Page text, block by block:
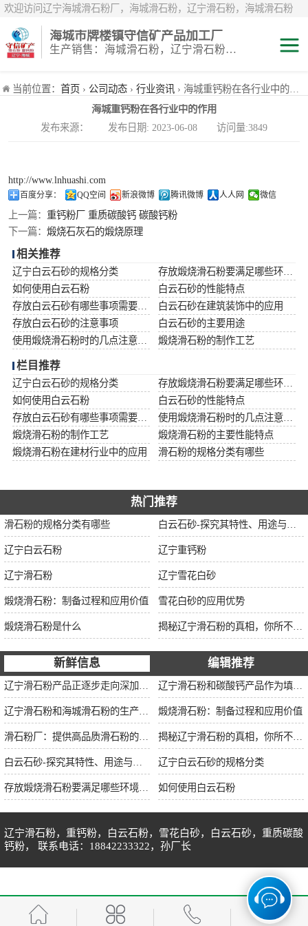
欢迎访问辽宁海城滑石粉厂，海城滑石粉，辽宁滑石粉，海城滑石粉
钙粉厂，辽宁白云石粉，海城白云石粉，辽宁鹅卵石，辽宁白鹅卵石，
辽宁雪花白砂，海城雪花白砂，岫岩雪花白砂，辽宁煅烧滑石粉，海城
海城市牌楼镇守信矿产品加工厂
生产销售：海城滑石粉，辽宁滑石粉，重钙粉，海城重钙粉，煅烧滑石颗粒等系列产品
当前位置： 首页 › 公司动态 › 行业资讯 › 海城重钙粉在各行业中的作用
海城重钙粉在各行业中的作用
发布来源： 发布日期: 2023-06-08 访问量:3849
http://www.lnhuashi.com
百度分享： QQ空间 新浪微博 腾讯微博 人人网 微信
上一篇： 重钙粉厂 重质碳酸钙 碳酸钙粉
下一篇： 煅烧石灰石的煅烧原理
相关推荐
辽宁白云石砂的规格分类
如何使用白云石粉
白云石砂的性能特点
白云石砂在建筑装饰中的应用
存放白云石砂的注意事项
白云石砂的主要用途
煅烧滑石粉的制作工艺
栏目推荐
辽宁白云石砂的规格分类
如何使用白云石粉
白云石砂的性能特点
煅烧滑石粉的制作工艺
煅烧滑石粉的主要性能特点
煅烧滑石粉在建材行业中的应用
滑石粉的规格分类有哪些
热门推荐
滑石粉的规格分类有哪些
辽宁白云石粉 辽宁重钙粉
辽宁滑石粉 辽宁雪花白砂
煅烧滑石粉：制备过程和应用价值 雪花白砂的应用优势
煅烧滑石粉是什么
新鲜信息 编辑推荐
煅烧滑石粉：制备过程和应用价值
辽宁白云石砂的规格分类
如何使用白云石粉
辽宁滑石粉，重钙粉，白云石粉，雪花白砂，白云石砂，重质碳酸
钙粉， 联系电话：18842233322，孙厂长
滑石粉
白云石粉
重钙粉